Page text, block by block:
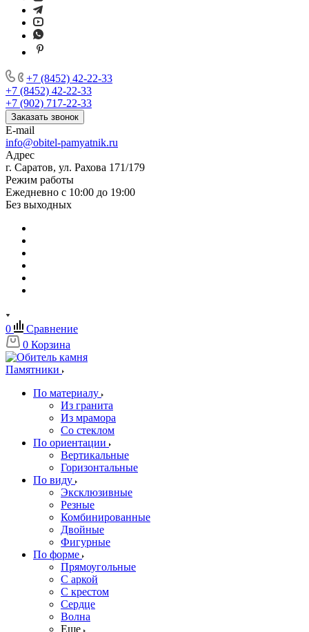
+7 (8452) 42-22-33
+7 (8452) 42-22-33
+7 (902) 717-22-33
Заказать звонок
E-mail
info@obitel-pamyatnik.ru
Адрес
г. Саратов, ул. Рахова 171/179
Режим работы
Ежедневно с 10:00 до 19:00
Без выходных
0
Сравнение
0 Корзина
Памятники
По материалу
Из гранита
Из мрамора
Со стеклом
По ориентации
Вертикальные
Горизонтальные
По виду
Эксклюзивные
Резные
Комбинированные
Двойные
Фигурные
По форме
Прямоугольные
С аркой
С крестом
Сердце
Волна
Еще